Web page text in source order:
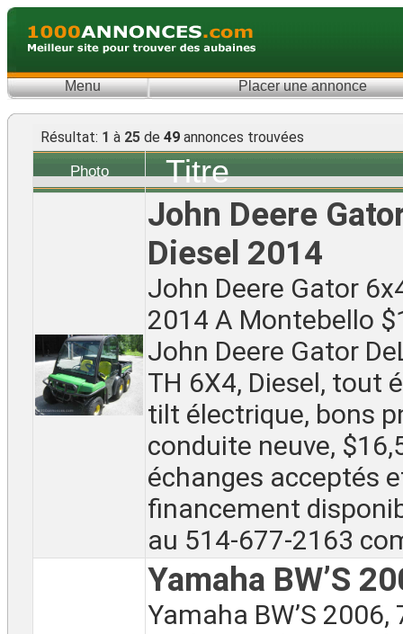
Menu Placer une annonce
Résultat: 1 à 25 de 49 annonces trouvées
Photo
Titre
John Deere
Diesel 2014
John Deere Gator
2014 A Montebello
John Deere Gator
TH 6X4, Diesel, tout
tilt électrique, bons
conduite neuve,
échanges acceptés
financement
au 514-677-2163
Yamaha BW’S
Yamaha BW’S